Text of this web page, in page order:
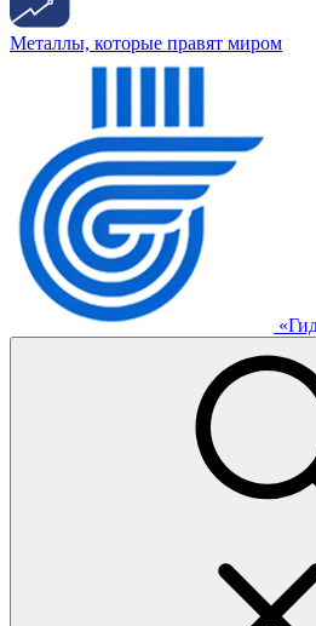
Металлы, которые правят миром